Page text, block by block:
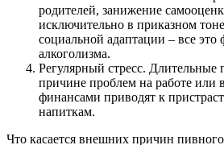
родителей, занижение
исключительно в приказном
социальной адаптации – все
алкоголизма.
Регулярный стресс. Длительные
причине проблем на работе или
финансами приводят к
напиткам.
Что касается внешних причин